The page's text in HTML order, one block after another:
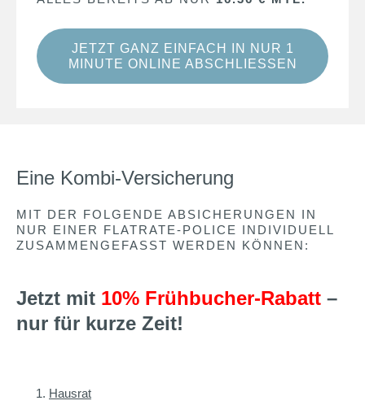
JETZT GANZ EINFACH IN NUR 1
MINUTE ONLINE ABSCHLIESSEN
Eine Kombi-Versicherung
MIT DER FOLGENDE ABSICHERUNGEN IN
NUR EINER FLATRATE-POLICE INDIVIDUELL
ZUSAMMENGEFASST WERDEN KÖNNEN:
Jetzt mit 10% Frühbucher-Rabatt –
nur für kurze Zeit!
Hausrat